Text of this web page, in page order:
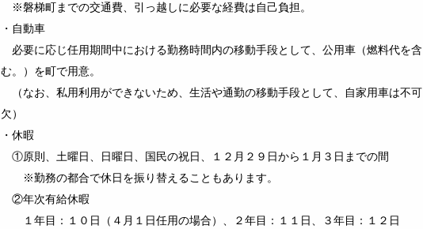
※磐梯町までの交通費、引っ越しに必要な経費は自己負担。
・自動車
必要に応じ任用期間中における勤務時間内の移動手段として、公用車（燃料代を含
む。）を町で用意。
（なお、私用利用ができないため、生活や通勤の移動手段として、自家用車は不可
欠）
・休暇
①原則、土曜日、日曜日、国民の祝日、１２月２９日から１月３日までの間
※勤務の都合で休日を振り替えることもあります。
②年次有給休暇
１年目：１０日（４月１日任用の場合）、２年目：１１日、３年目：１２日